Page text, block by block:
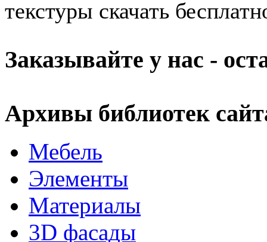
текстуры скачать
Заказывайте у нас -
Архивы библиотек
Мебель
Элементы
Материалы
3D фасады